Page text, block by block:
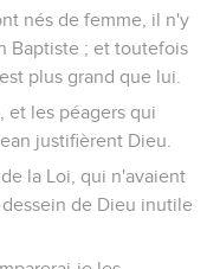
nés de femme, il n'y
Baptiste ; et toutefois
plus grand que lui.
et les péagers qui
justifièrent Dieu.
la Loi, qui n'avaient
de Dieu inutile